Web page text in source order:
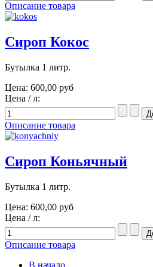
Описание товара
Сироп Кокос
Бутылка 1 литр.
Цена: 600,00 руб
Цена / л:
Описание товара
Сироп Коньячный
Бутылка 1 литр.
Цена: 600,00 руб
Цена / л:
Описание товара
В начало